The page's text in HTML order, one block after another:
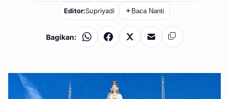
Editor:Supriyadi ＋ Baca Nanti
Bagikan: WhatsAppFacebook
X EmailSalin